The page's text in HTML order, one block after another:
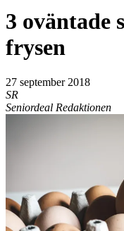
3 oväntade
frysen
27 september 2018
SR
Seniordeal Redaktionen